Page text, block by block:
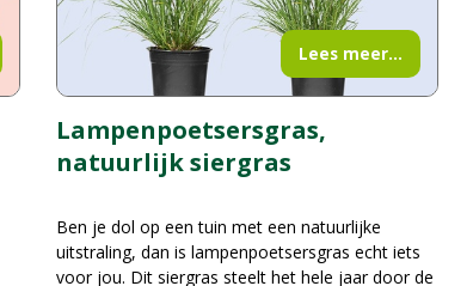
Lampenpoetsersgras,
natuurlijk siergras
Ben je dol op een tuin met een natuurlijke
uitstraling, dan is lampenpoetsersgras echt iets
voor jou. Dit siergras steelt het hele jaar door de
Lees meer...